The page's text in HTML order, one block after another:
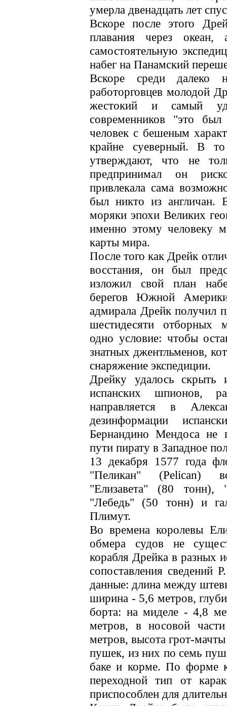
умерла двенадцать лет
Вскоре после этого
плавания через
самостоятельную
набег на Панамский
Вскоре среди далеко
работорговцев молодой
жестокий и самый
современников "это
человек с бешеным
крайне суеверный. В
утверждают, что не
предпринимал он
привлекала сама
был никто из англичан.
моряки эпохи Великих
именно этому человеку
карты мира.
После того как Дрейк
восстания, он был
изложил свой план
берегов Южной
адмирала Дрейк получил
шестидесяти отборных
одно условие: чтобы
знатных джентльменов,
снаряжение экспедиции.
Дрейку удалось скрыть
испанских шпионов,
направляется в
дезинформации
Бернандино Мендоса не
пути пирату в Западное
13 декабря 1577 года
"Пеликан" (Pelican)
"Елизавета" (80 тонн),
"Лебедь" (50 тонн) и
Плимут.
Во времена королевы
обмера судов не
корабля Дрейка в разных
сопоставления сведений
данные: длина между
ширина - 5,6 метров,
борта: на миделе - 4,8
метров, в носовой
метров, высота грот-
пушек, из них по семь
баке и корме. По форме
переходной тип от
приспособлен для